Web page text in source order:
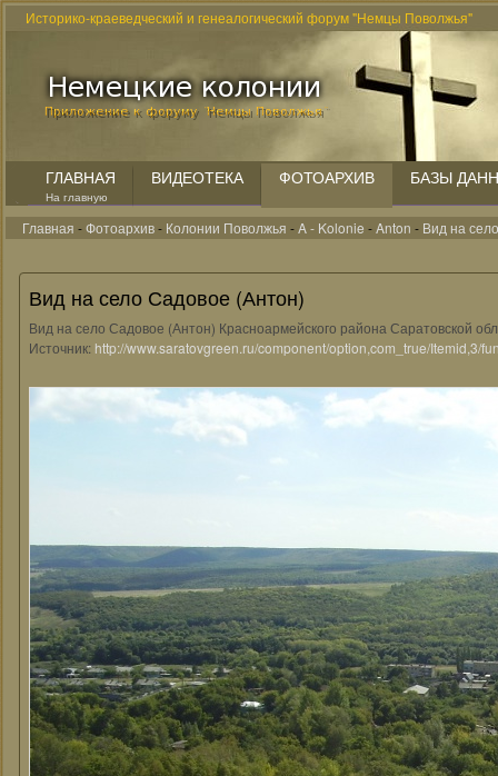
Историко-краеведческий и генеалогический форум "Немцы Поволжья"
ГЛАВНАЯ
На главную
ВИДЕОТЕКА ФОТОАРХИВ БАЗЫ
Главная -Фотоархив- Колонии Поволжья -A - Kolonie -Anton - Вид на
Вид на село Садовое (Антон)
Вид на село Садовое (Антон) Красноармейского района Саратовской
Источник: http://www.saratovgreen.ru/component/option,com_true/Itemid,3/